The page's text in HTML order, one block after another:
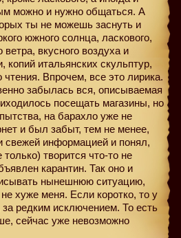
можно и нужно общаться. А
ты не можешь заснуть и
южного солнца, ласкового,
ветра, вкусного воздуха и
копий итальянских скульптур,
чтения. Впрочем, все это лирика.
забылась вся, описываемая
посещать магазины, но
на барахло уже не
и был забыт, тем не менее,
свежей информацией и понял,
только) творится что-то не
карантин. Так оно и
нынешнюю ситуацию,
хуже меня. Если коротко, то у
за редким исключением. То есть
сейчас уже невозможно